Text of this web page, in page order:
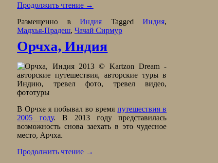
Продолжить чтение →
Размещенно вИндия TaggedИндия,
Мадхья-Прадеш,Чачай Сирмур
Орчха, Индия
В Орчхе я побывал во времяпутешествия в
2005 году. В 2013 году представилась
возможность снова заехать в это чудесное
место, Арчха.
Продолжить чтение →